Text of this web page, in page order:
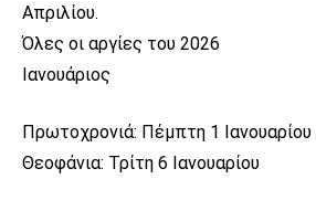
Απριλίου.
Όλες οι αργίες του 2026
Ιανουάριος
Πρωτοχρονιά: Πέμπτη 1 Ιανουαρίου
Θεοφάνια: Τρίτη 6 Ιανουαρίου